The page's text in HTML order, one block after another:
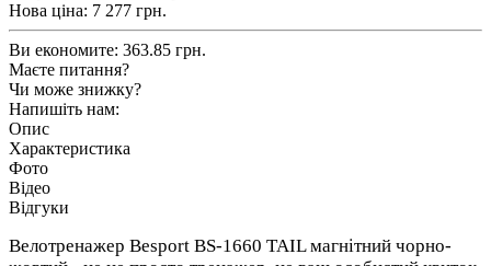
Нова ціна: 7 277 грн.
Ви економите: 363.85 грн.
Маєте питання?
Чи може знижку?
Напишіть нам:
Опис
Характеристика
Фото
Відео
Відгуки
Велотренажер Besport BS-1660 TAIL магнітний чорно-